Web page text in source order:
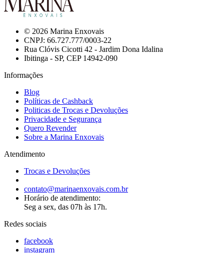
© 2026 Marina Enxovais
CNPJ: 66.727.777/0003-22
Rua Clóvis Cicotti 42 - Jardim Dona Idalina
Ibitinga - SP, CEP 14942-090
Informações
Blog
Políticas de Cashback
Politicas de Trocas e Devoluções
Privacidade e Segurança
Quero Revender
Sobre a Marina Enxovais
Atendimento
Trocas e Devoluções
contato@marinaenxovais.com.br
Horário de atendimento:
Seg a sex, das 07h às 17h.
Redes sociais
facebook
instagram